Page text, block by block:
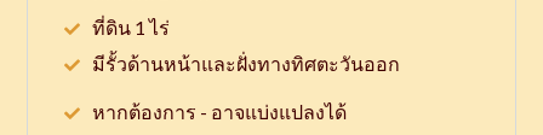
ที่ดิน 1 ไร่
มีรั้วด้านหน้าและฝั่งทางทิศตะวันออก
หากต้องการ - อาจแบ่งแปลงได้